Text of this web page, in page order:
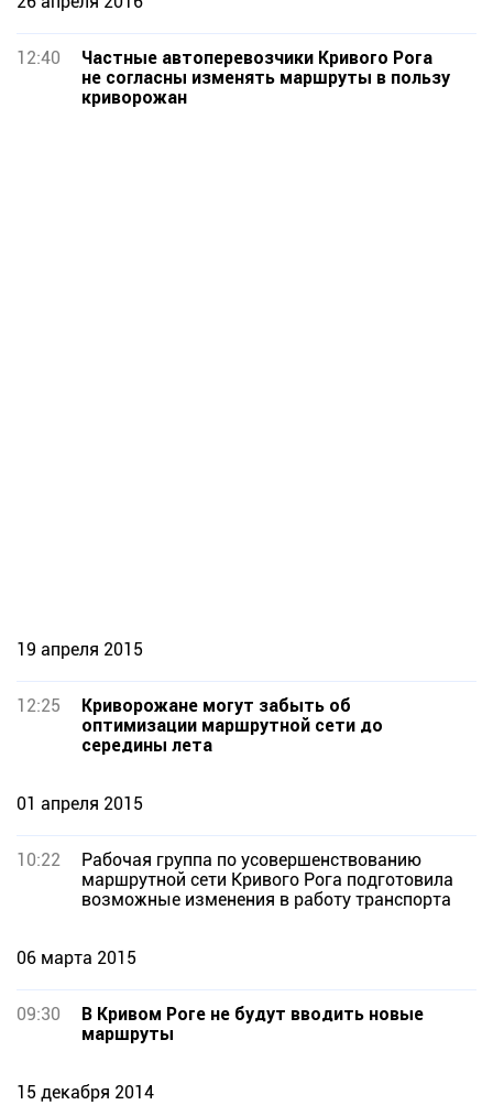
12:40
Частные автоперевозчики Кривого Рога
не согласны изменять маршруты в пользу
криворожан
19 апреля 2015
12:25
Криворожане могут забыть об
оптимизации маршрутной сети до
середины лета
01 апреля 2015
10:22
Рабочая группа по усовершенствованию
маршрутной сети Кривого Рога подготовила
возможные изменения в работу транспорта
06 марта 2015
09:30
В Кривом Роге не будут вводить новые
маршруты
15 декабря 2014